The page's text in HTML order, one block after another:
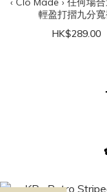
輕盈打摺九分
HK$289.00